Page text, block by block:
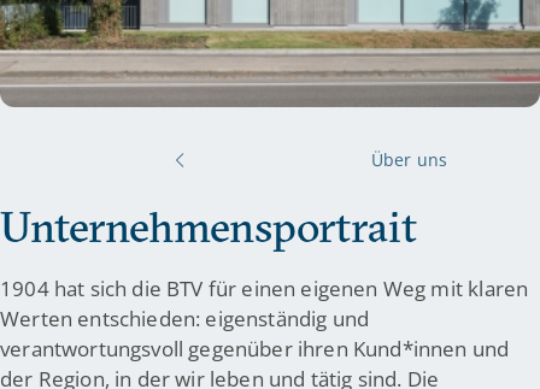
Über uns
Unternehmensportrait
1904 hat sich die BTV für einen eigenen Weg mit klaren
Werten entschieden: eigenständig und
verantwortungsvoll gegenüber ihren Kund*innen und
der Region, in der wir leben und tätig sind. Die